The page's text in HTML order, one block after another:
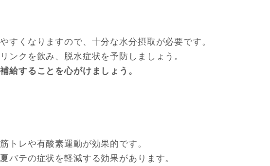
すくなりますので、十分な水分摂取が必要です。
ンクを飲み、脱水症状を予防しましょう。
給することを心がけましょう。
トレや有酸素運動が効果的です。
バテの症状を軽減する効果があります。